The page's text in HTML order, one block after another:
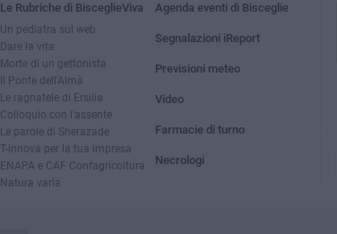
Le Rubriche di BisceglieViva
Un pediatra sul web
Dare la vita
Morte di un gettonista
Il Ponte dell'Almà
Le ragnatele di Ersilia
Colloquio con l'assente
Le parole di Sherazade
T-innova per la tua impresa
ENAPA e CAF Confagricoltura
Natura varia
Agenda eventi di Bisceglie
Segnalazioni iReport
Previsioni meteo
Video
Farmacie di turno
Necrologi